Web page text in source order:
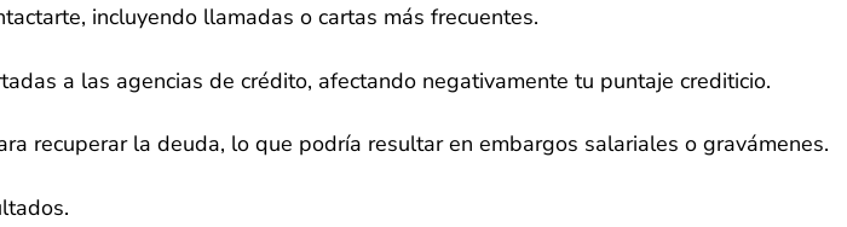
incluyendo llamadas o cartas más frecuentes.
a las agencias de crédito, afectando negativamente tu puntaje crediticio.
recuperar la deuda, lo que podría resultar en embargos salariales o gravámenes.